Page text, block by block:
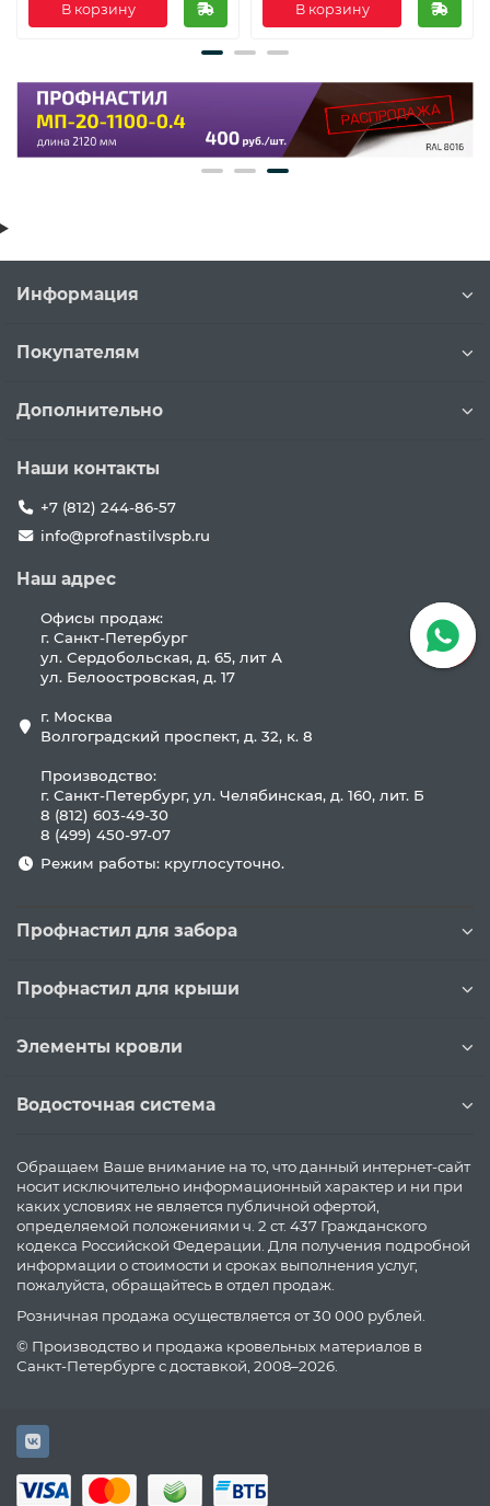
В корзину В корзину
Информация
Покупателям
Дополнительно
Наши контакты
+7 (812) 244-86-57
info@profnastilvspb.ru
Наш адрес
Офисы продаж:
г. Санкт-Петербург
ул. Сердобольская, д. 65, лит А
ул. Белоостровская, д. 17
г. Москва
Волгоградский проспект, д. 32, к. 8
Производство:
г. Санкт-Петербург, ул. Челябинская, д. 160, лит. Б
8 (812) 603-49-30
8 (499) 450-97-07
Режим работы: круглосуточно.
Профнастил для забора
Профнастил для крыши
Элементы кровли
Водосточная система
Обращаем Ваше внимание на то, что данный интернет-сайт
носит исключительно информационный характер и ни при
каких условиях не является публичной офертой,
определяемой положениями ч. 2 ст. 437 Гражданского
кодекса Российской Федерации. Для получения подробной
информации о стоимости и сроках выполнения услуг,
пожалуйста, обращайтесь в отдел продаж.
Розничная продажа осуществляется от 30 000 рублей.
© Производство и продажа кровельных материалов в
Санкт-Петербурге с доставкой, 2008–2026.